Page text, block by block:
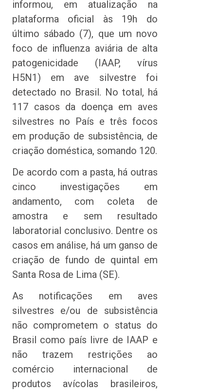
informou, em atualização na
plataforma oficial às 19h do
último sábado (7), que um novo
foco de influenza aviária de alta
patogenicidade (IAAP, vírus
H5N1) em ave silvestre foi
detectado no Brasil. No total, há
117 casos da doença em aves
silvestres no País e três focos
em produção de subsistência, de
criação doméstica, somando 120.
De acordo com a pasta, há outras
cinco investigações em
andamento, com coleta de
amostra e sem resultado
laboratorial conclusivo. Dentre os
casos em análise, há um ganso de
criação de fundo de quintal em
Santa Rosa de Lima (SE).
As notificações em aves
silvestres e/ou de subsistência
não comprometem o status do
Brasil como país livre de IAAP e
não trazem restrições ao
comércio internacional de
produtos avícolas brasileiros,